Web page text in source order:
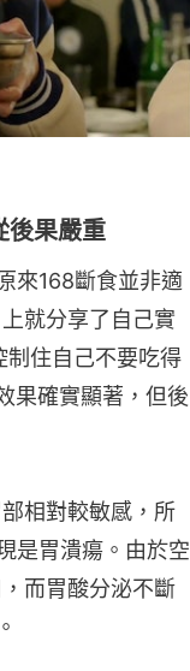
果嚴重
來168斷食並非適
就分享了自己實
住自己不要吃得
果確實顯著，但後
相對較敏感，所
是胃潰瘍。由於空
而胃酸分泌不斷